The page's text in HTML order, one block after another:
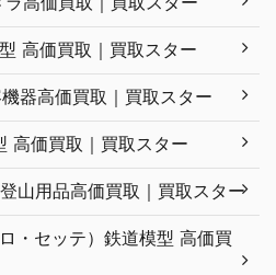
高価買取｜買取スター
器高価買取｜買取スター
高価買取｜買取スター
山用品高価買取｜買取スター
・セッテ）鉄道模型 高価買